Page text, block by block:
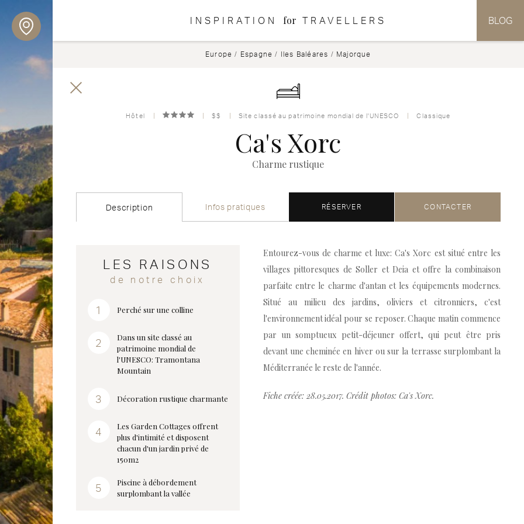
INSPIRATION for TRAVELLERS BLOG
Europe / Espagne / Iles Baléares / Majorque
Hôtel $$ Site classé au patrimoine mondial de l'UNESCO Classique
Ca's Xorc
Charme rustique
Description Infos pratiques RÉSERVER CONTACTER
LES RAISONS
de notre choix
Perché sur une colline
Dans un site classé au
patrimoine mondial de
l'UNESCO: Tramontana
Mountain
Décoration rustique charmante
Les Garden Cottages offrent
plus d'intimité et disposent
chacun d'un jardin privé de
150m2
Piscine à débordement
surplombant la vallée
Entourez-vous de charme et luxe: Ca's Xorc est situé entre les
villages pittoresques de Soller et Deia et offre la combinaison
parfaite entre le charme d'antan et les équipements modernes.
Situé au milieu des jardins, oliviers et citronniers, c'est
l'environnement idéal pour se reposer. Chaque matin commence
par un somptueux petit-déjeuner offert, qui peut être pris
devant une cheminée en hiver ou sur la terrasse surplombant la
Méditerranée le reste de l'année.
Fiche créée: 28.05.2017. Crédit photos: Ca's Xorc.